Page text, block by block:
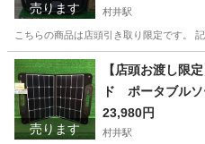
売ります 村井駅
こちらの商品は店頭引き取り限定です。
長野 松本市 村井駅 その他
売ります
【店頭お渡し限
ド ポータブル
23,980円
村井駅